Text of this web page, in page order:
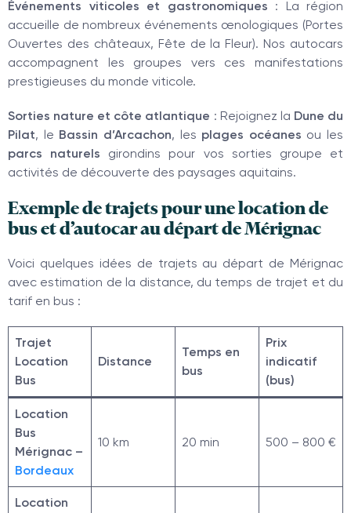
Événements viticoles et gastronomiques : La région
accueille de nombreux événements œnologiques (Portes
Ouvertes des châteaux, Fête de la Fleur). Nos autocars
accompagnent les groupes vers ces manifestations
prestigieuses du monde viticole.
Sorties nature et côte atlantique : Rejoignez la Dune du
Pilat, le Bassin d’Arcachon, les plages océanes ou les
parcs naturels girondins pour vos sorties groupe et
activités de découverte des paysages aquitains.
Exemple de trajets pour une location de
bus et d’autocar au départ de Mérignac
Voici quelques idées de trajets au départ de Mérignac
avec estimation de la distance, du temps de trajet et du
tarif en bus :
Trajet
Location
Bus
Distance
Temps en
bus
Prix
indicatif
(bus)
Location
Bus
Mérignac –
Bordeaux
10 km 20 min 500 – 800 €
Location